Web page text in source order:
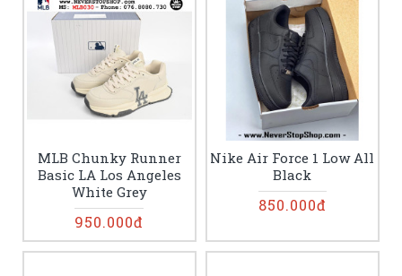
MLB Chunky Runner
Basic LA Los Angeles
White Grey
950.000đ
Nike Air Force 1 Low All
Black
850.000đ